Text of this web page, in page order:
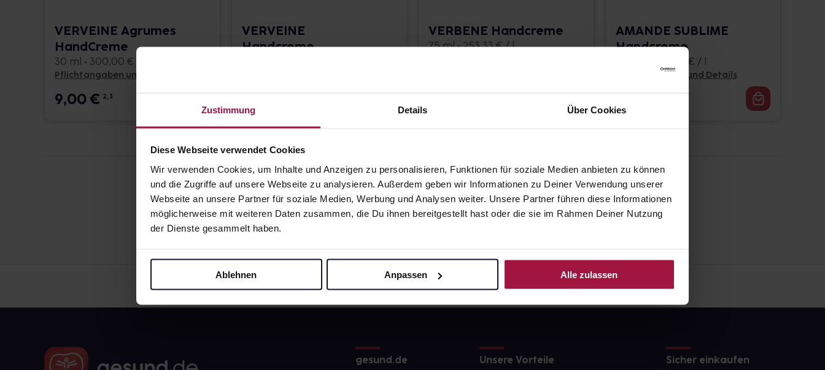
Zustimmung Details Über Cookies
Diese Webseite verwendet Cookies
Wir verwenden Cookies, um Inhalte und Anzeigen zu personalisieren, Funktionen für soziale Medien anbieten zu können
und die Zugriffe auf unsere Webseite zu analysieren. Außerdem geben wir Informationen zu Deiner Verwendung unserer
Webseite an unsere Partner für soziale Medien, Werbung und Analysen weiter. Unsere Partner führen diese Informationen
möglicherweise mit weiteren Daten zusammen, die Du ihnen bereitgestellt hast oder die sie im Rahmen Deiner Nutzung
der Dienste gesammelt haben.
Ablehnen Anpassen Alle zulassen
VERVEINE Agrumes
HandCreme
30 ml • 300,00 € / l
Pflichtangaben und Details
9,00€ 2, 3
VERVEINE
Handcreme
VERBENE Handcreme
75 ml • 253,33 € / l
AMANDE SUBLIME
Handcreme
30 ml • 300,00 € / l
Pflichtangaben und Details
gesund.de Unsere Vorteile Sicher einkaufen